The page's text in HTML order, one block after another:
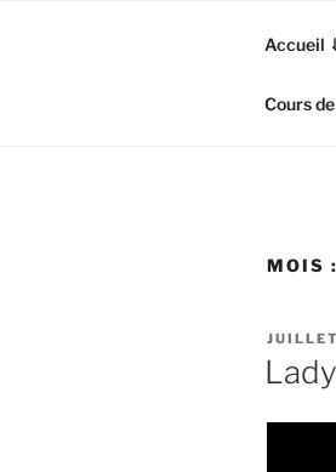
Accueil
Cours
MOIS :
PUBLIÉ
LE